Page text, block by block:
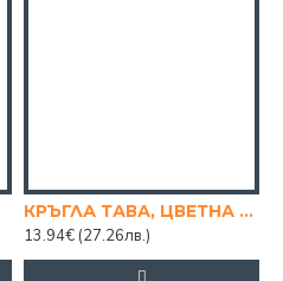
КРЪГЛА ТАВА, ЦВЕТНА ПЛИТКА, Ф32, H5
13.94€ (27.26лв.)